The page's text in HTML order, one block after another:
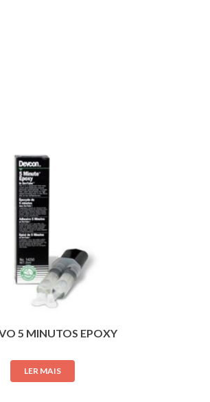
5 MINUTOS EPOXY
LER MAIS